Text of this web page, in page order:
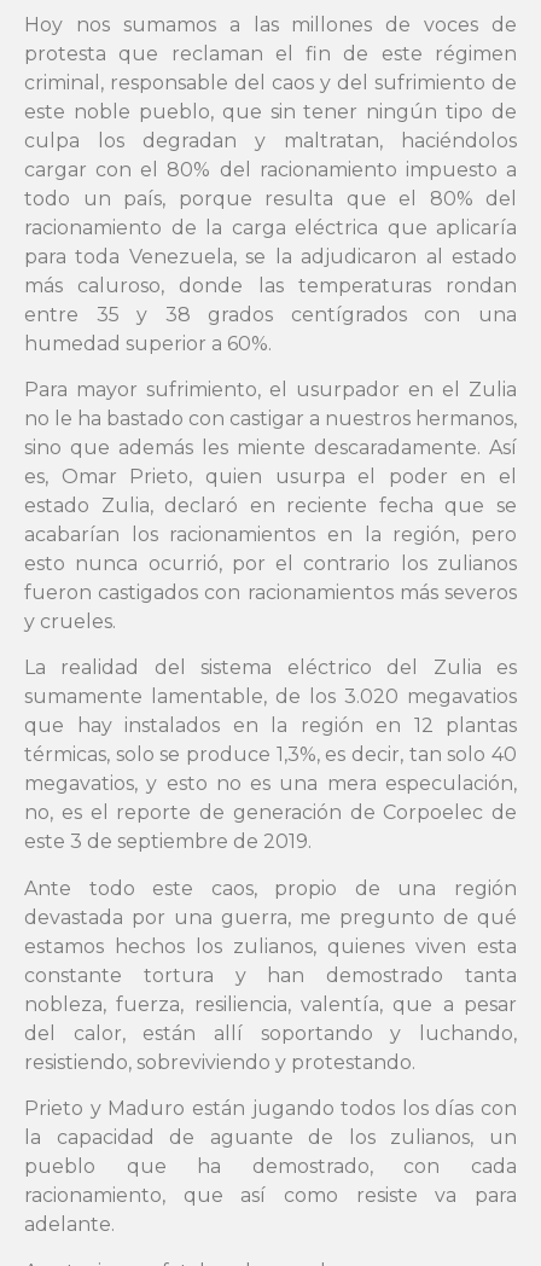
Hoy nos sumamos a las millones de voces de
protesta que reclaman el fin de este régimen
criminal, responsable del caos y del sufrimiento de
este noble pueblo, que sin tener ningún tipo de
culpa los degradan y maltratan, haciéndolos
cargar con el 80% del racionamiento impuesto a
todo un país, porque resulta que el 80% del
racionamiento de la carga eléctrica que aplicaría
para toda Venezuela, se la adjudicaron al estado
más caluroso, donde las temperaturas rondan
entre 35 y 38 grados centígrados con una
humedad superior a 60%.
Para mayor sufrimiento, el usurpador en el Zulia
no le ha bastado con castigar a nuestros hermanos,
sino que además les miente descaradamente. Así
es, Omar Prieto, quien usurpa el poder en el
estado Zulia, declaró en reciente fecha que se
acabarían los racionamientos en la región, pero
esto nunca ocurrió, por el contrario los zulianos
fueron castigados con racionamientos más severos
y crueles.
La realidad del sistema eléctrico del Zulia es
sumamente lamentable, de los 3.020 megavatios
que hay instalados en la región en 12 plantas
térmicas, solo se produce 1,3%, es decir, tan solo 40
megavatios, y esto no es una mera especulación,
no, es el reporte de generación de Corpoelec de
este 3 de septiembre de 2019.
Ante todo este caos, propio de una región
devastada por una guerra, me pregunto de qué
estamos hechos los zulianos, quienes viven esta
constante tortura y han demostrado tanta
nobleza, fuerza, resiliencia, valentía, que a pesar
del calor, están allí soportando y luchando,
resistiendo, sobreviviendo y protestando.
Prieto y Maduro están jugando todos los días con
la capacidad de aguante de los zulianos, un
pueblo que ha demostrado, con cada
racionamiento, que así como resiste va para
adelante.